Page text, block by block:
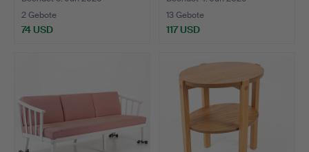
2 Gebote
74 USD
13 Gebote
117 USD